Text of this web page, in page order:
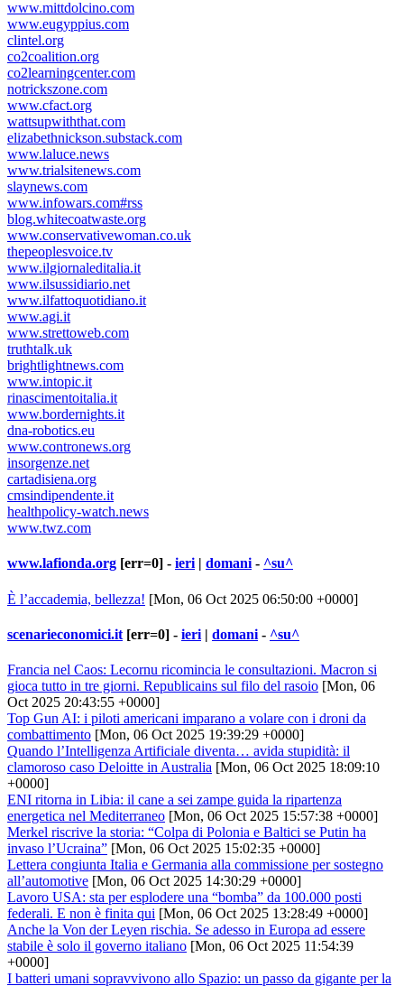
www.mittdolcino.com
www.eugyppius.com
clintel.org
co2coalition.org
co2learningcenter.com
notrickszone.com
www.cfact.org
wattsupwiththat.com
elizabethnickson.substack.com
www.laluce.news
www.trialsitenews.com
slaynews.com
www.infowars.com#rss
blog.whitecoatwaste.org
www.conservativewoman.co.uk
thepeoplesvoice.tv
www.ilgiornaleditalia.it
www.ilsussidiario.net
www.ilfattoquotidiano.it
www.agi.it
www.strettoweb.com
truthtalk.uk
brightlightnews.com
www.intopic.it
rinascimentoitalia.it
www.bordernights.it
dna-robotics.eu
www.contronews.org
insorgenze.net
cartadisiena.org
cmsindipendente.it
healthpolicy-watch.news
www.twz.com
www.lafionda.org [err=0] - ieri | domani - ^su^
È l’accademia, bellezza! [Mon, 06 Oct 2025 06:50:00 +0000]
scenarieconomici.it [err=0] - ieri | domani - ^su^
Francia nel Caos: Lecornu ricomincia le consultazioni. Macron si
gioca tutto in tre giorni. Republicains sul filo del rasoio [Mon, 06
Oct 2025 20:43:55 +0000]
Top Gun AI: i piloti americani imparano a volare con i droni da
combattimento [Mon, 06 Oct 2025 19:39:29 +0000]
Quando l’Intelligenza Artificiale diventa… avida stupidità: il
clamoroso caso Deloitte in Australia [Mon, 06 Oct 2025 18:09:10
+0000]
ENI ritorna in Libia: il cane a sei zampe guida la ripartenza
energetica nel Mediterraneo [Mon, 06 Oct 2025 15:57:38 +0000]
Merkel riscrive la storia: “Colpa di Polonia e Baltici se Putin ha
invaso l’Ucraina” [Mon, 06 Oct 2025 15:02:35 +0000]
Lettera congiunta Italia e Germania alla commissione per sostegno
all’automotive [Mon, 06 Oct 2025 14:30:29 +0000]
Lavoro USA: sta per esplodere una “bomba” da 100.000 posti
federali. E non è finita qui [Mon, 06 Oct 2025 13:28:49 +0000]
Anche la Von der Leyen rischia. Se adesso in Europa ad essere
stabile è solo il governo italiano [Mon, 06 Oct 2025 11:54:39
+0000]
I batteri umani sopravvivono allo Spazio: un passo da gigante per la